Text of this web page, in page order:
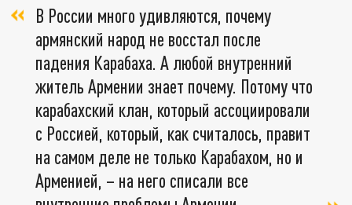
В России много удивляются, почему
армянский народ не восстал после
падения Карабаха. А любой внутренний
житель Армении знает почему. Потому что
карабахский клан, который ассоциировали
с Россией, который, как считалось, правит
на самом деле не только Карабахом, но и
Арменией, – на него списали все